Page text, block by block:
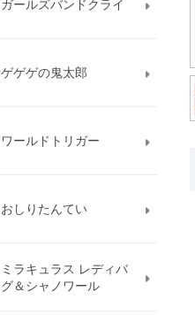
ガールズバンドクライ
ゲゲゲの鬼太郎
ワールドトリガー
おしりたんてい
ミラキュラス レディバ
グ＆シャノワール